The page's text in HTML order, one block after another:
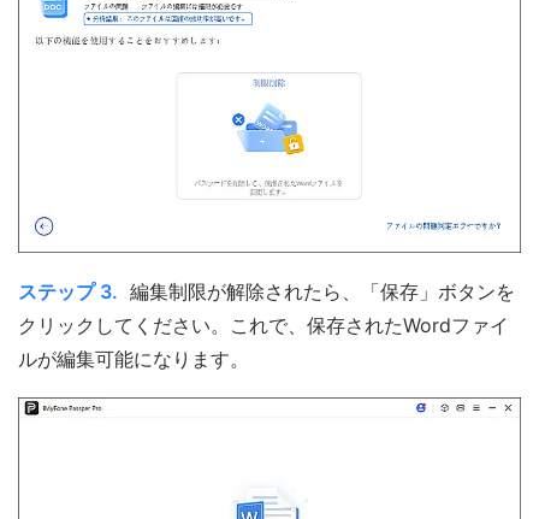
ステップ 3. 編集制限が解除されたら、「保存」ボタンを
クリックしてください。これで、保存されたWordファイ
ルが編集可能になります。